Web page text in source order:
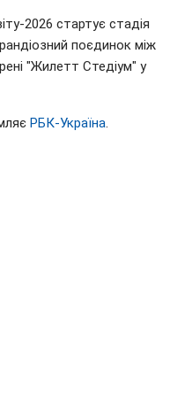
2026 стартує стадія
поєдинок між
"Жилетт Стедіум" у
РБК-Україна